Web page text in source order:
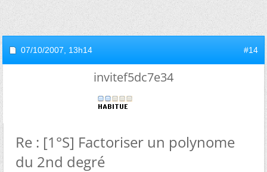
07/10/2007, 13h14 #14
invitef5dc7e34
Re : [1°S] Factoriser un polynome
du 2nd degré